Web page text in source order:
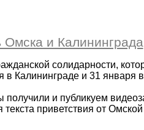
Омска и Калининграда
солидарности,
в Калининграде и 31 января
и публикуем
приветствия от